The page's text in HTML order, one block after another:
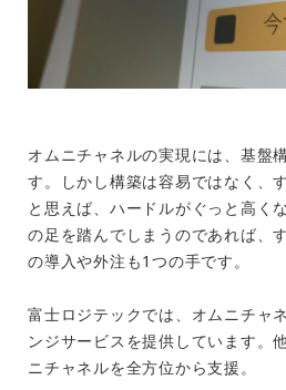
オムニチャネルの実現には、基盤
す。しかし構築は容易ではなく、
と思えば、ハードルがぐっと高く
の足を踏んでしまうのであれば、
の導入や外注も1つの手です。
富士ロジテックでは、オムニチャ
ンジサービスを提供しています。
ニチャネルを全方位から支援。